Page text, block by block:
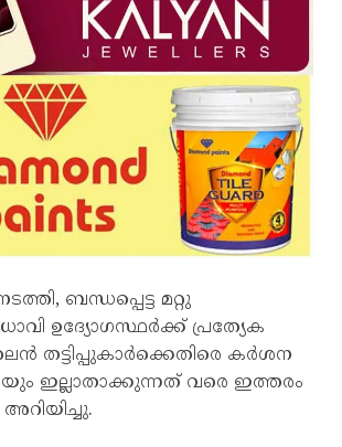
ബന്ധപ്പെട്ട മറ്റു
ഉദ്യോഗസ്ഥർക്ക് പ്രത്യേക
തട്ടിപ്പുകാർക്കെതിരെ കർശന
ഇല്ലാതാക്കുന്നത് വരെ ഇത്തരം